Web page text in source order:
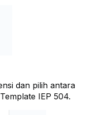
dan pilih antara
IEP 504.